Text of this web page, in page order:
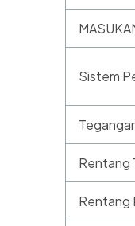
Sistem
Rentang
Rentang